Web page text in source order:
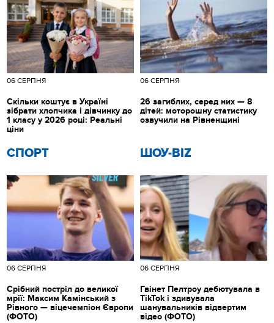
СПОРТ
06 СЕРПНЯ
Срібний постріл до великої
мрії: Максим Камінський з
Рівного — віцечемпіон Європи
(ФОТО)
ШОУ-BIZ
06 СЕРПНЯ
Гвінет Пелтроу дебютувала в
TikTok і здивувала
шанувальників відвертим
відео (ФОТО)
06 СЕРПНЯ
Скільки коштує в Україні
зібрати хлопчика і дівчинку до
1 класу у 2026 році: Реальні
ціни
06 СЕРПНЯ
26 загиблих, серед них — 8
дітей: моторошну статистику
озвучили на Рівненщині